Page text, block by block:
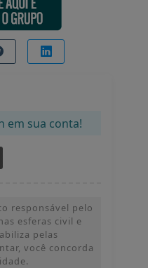
em sua conta!
responsável pelo
esferas civil e
pelas
você concorda